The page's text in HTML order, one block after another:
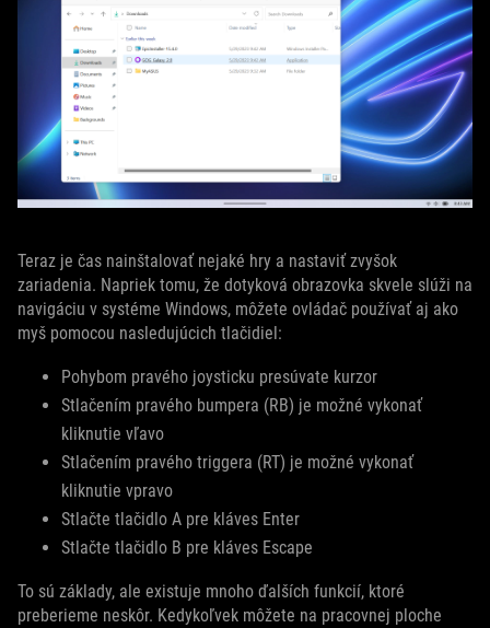
Teraz je čas nainštalovať nejaké hry a nastaviť zvyšok
zariadenia. Napriek tomu, že dotyková obrazovka skvele slúži na
navigáciu v systéme Windows, môžete ovládač používať aj ako
myš pomocou nasledujúcich tlačidiel:
Pohybom pravého joysticku presúvate kurzor
Stlačením pravého bumpera (RB) je možné vykonať
kliknutie vľavo
Stlačením pravého triggera (RT) je možné vykonať
kliknutie vpravo
Stlačte tlačidlo A pre kláves Enter
Stlačte tlačidlo B pre kláves Escape
To sú základy, ale existuje mnoho ďalších funkcií, ktoré
preberieme neskôr. Kedykoľvek môžete na pracovnej ploche